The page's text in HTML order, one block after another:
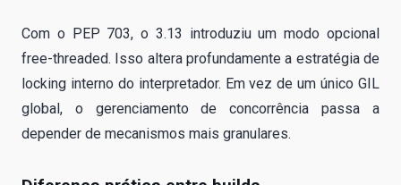
Com o PEP 703, o 3.13 introduziu um modo opcional
free-threaded. Isso altera profundamente a estratégia de
locking interno do interpretador. Em vez de um único GIL
global, o gerenciamento de concorrência passa a
depender de mecanismos mais granulares.